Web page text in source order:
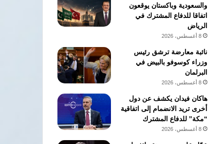
والسعودية وباكستان يوقعون
اتفاقا للدفاع المشترك في
الرياض
8 أغسطس، 2026
نائبة معارضة ترشق رئيس
وزراء كوسوفو بالبيض في
البرلمان
8 أغسطس، 2026
هاكان فيدان يكشف عن دول
أخرى تريد الانضمام إلى اتفاقية
“مكة” للدفاع المشترك
8 أغسطس، 2026